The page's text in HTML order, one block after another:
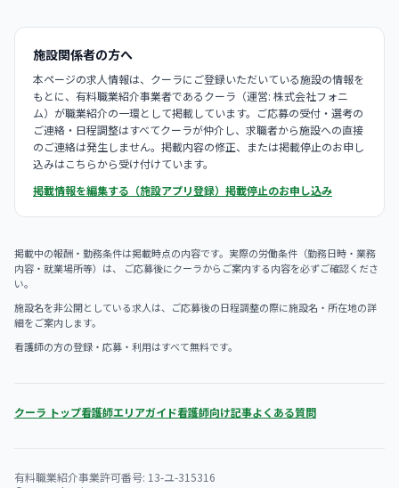
施設関係者の方へ
本ページの求人情報は、クーラにご登録いただいている施設の情報を
もとに、有料職業紹介事業者であるクーラ（運営: 株式会社フォニ
ム）が職業紹介の一環として掲載しています。ご応募の受付・選考の
ご連絡・日程調整はすべてクーラが仲介し、求職者から施設への直接
のご連絡は発生しません。掲載内容の修正、または掲載停止のお申し
込みはこちらから受け付けています。
掲載情報を編集する（施設アプリ登録） 掲載停止のお申し込み
掲載中の報酬・勤務条件は掲載時点の内容です。実際の労働条件（勤務日時・業務
内容・就業場所等）は、 ご応募後にクーラからご案内する内容を必ずご確認くださ
い。
施設名を非公開としている求人は、ご応募後の日程調整の際に施設名・所在地の詳
細をご案内します。
看護師の方の登録・応募・利用はすべて無料です。
クーラ トップ看護師エリアガイド看護師向け記事よくある質問
有料職業紹介事業許可番号: 13-ユ-315316